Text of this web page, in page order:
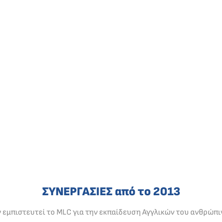
ΣΥΝΕΡΓΑΣΙΕΣ από το 2013
εμπιστευτεί το MLC για την εκπαίδευση Αγγλικών του